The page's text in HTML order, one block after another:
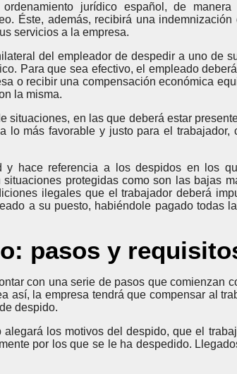
jurídico español, de
Éste, además, recibirá una
servicios a la empresa.
del empleador de despedir a uno de
Para que sea efectivo, el empleado
o recibir una compensación económica
la misma.
situaciones, en las que deberá estar
más favorable y justo para el trabajador,
hace referencia a los despidos en los
protegidas como son las bajas
ilegales que el trabajador deberá
a su puesto, habiéndole pagado todas
pasos y
con una serie de pasos que comienzan
así, la empresa tendrá que compensar al
despido.
los motivos del despido, que el
por los que se le ha despedido.